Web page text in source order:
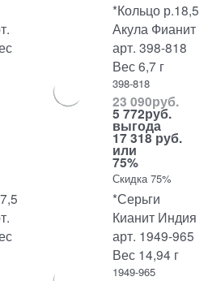
*Кольцо р.18,5
Акула Фианит
арт. 398-818
Вес 6,7 г
398-818
23 090руб.
5 772руб.
выгода
17 318 руб.
или
75%
Скидка 75%
*Серьги
Кианит Индия
арт. 1949-965
Вес 14,94 г
1949-965